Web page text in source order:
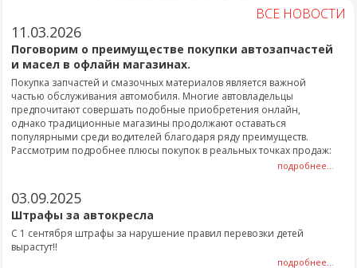
ВСЕ НОВОСТИ
11.03.2026
Поговорим о преимуществе покупки автозапчастей
и масел в офлайн магазинах.
Покупка запчастей и смазочных материалов является важной
частью обслуживания автомобиля. Многие автовладельцы
предпочитают совершать подобные приобретения онлайн,
однако традиционные магазины продолжают оставаться
популярными среди водителей благодаря ряду преимуществ.
Рассмотрим подробнее плюсы покупок в реальных точках продаж:
подробнее...
03.09.2025
Штрафы за автокресла
С 1 сентября штрафы за нарушение правил перевозки детей
вырастут!!
подробнее...